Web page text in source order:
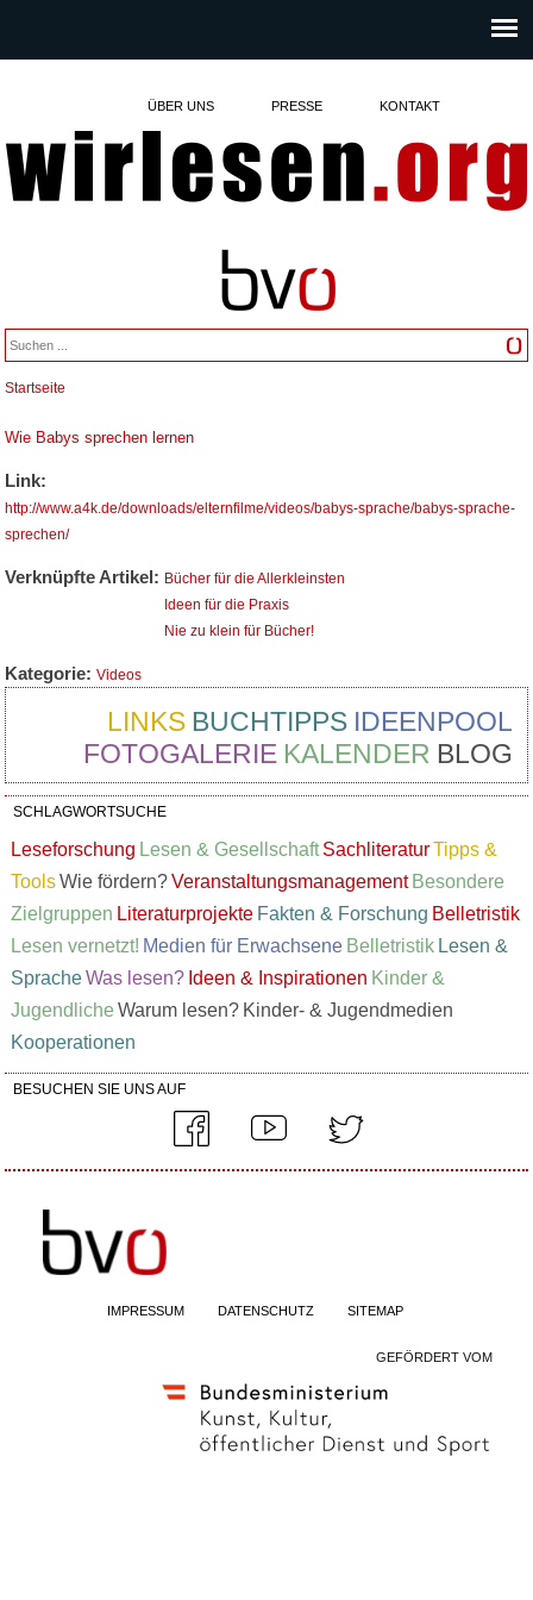
ÜBER UNS PRESSE KONTAKT
Sie sind hier
Startseite
Wie Babys sprechen lernen
Link:
http://www.a4k.de/downloads/elternfilme/videos/babys-sprache/babys-sprache-
sprechen/
Verknüpfte Artikel: Bücher für die Allerkleinsten
Ideen für die Praxis
Nie zu klein für Bücher!
Kategorie:Videos
IDEENPOOL
BUCHTIPPS
LINKS
BLOG
KALENDER
FOTOGALERIE
SCHLAGWORTSUCHE
Leseforschung Lesen & Gesellschaft Sachliteratur Tipps &
Tools Wie fördern? Veranstaltungsmanagement Besondere
Zielgruppen Literaturprojekte Fakten & Forschung Belletristik
Lesen vernetzt! Medien für Erwachsene Belletristik Lesen &
Sprache Was lesen? Ideen & Inspirationen Kinder &
Jugendliche Warum lesen? Kinder- & Jugendmedien
Kooperationen
BESUCHEN SIE UNS AUF
IMPRESSUM DATENSCHUTZ SITEMAP
GEFÖRDERT VOM